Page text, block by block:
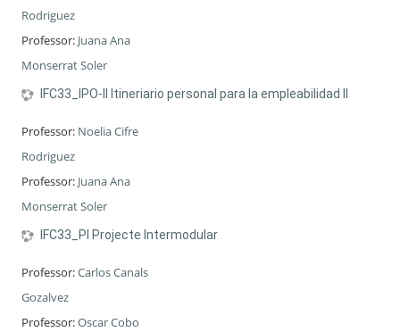
Rodriguez
Professor: Juana Ana
Monserrat Soler
IFC33_IPO-II Itineriario personal para la empleabilidad II
Professor: Noelia Cifre
Rodriguez
Professor: Juana Ana
Monserrat Soler
IFC33_PI Projecte Intermodular
Professor:Carlos Canals
Gozalvez
Professor:Oscar Cobo